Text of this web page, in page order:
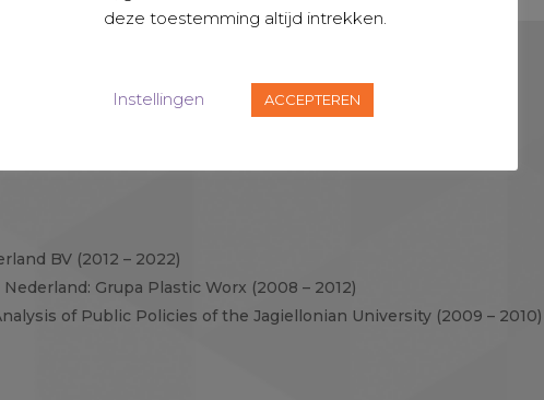
BV (2012 – 2022)
Grupa Plastic Worx (2008 – 2012)
of Public Policies of the Jagiellonian University (2009 – 2010)
deze toestemming altijd intrekken.
Instellingen ACCEPTEREN